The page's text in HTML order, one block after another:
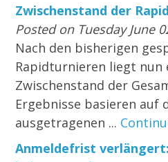
Zwischenstand der
Posted on Tuesday June
Nach den bisherigen
Rapidturnieren liegt nun
Zwischenstand der
Ergebnisse basieren auf
ausgetragenen ...
Anmeldefrist